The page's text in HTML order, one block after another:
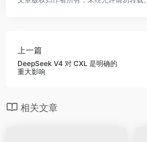
上一篇
DeepSeek V4 对 CXL 是明确的
重大影响
相关文章